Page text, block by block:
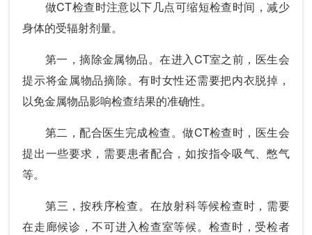
做CT检查时注意以下几点可缩短检查时间，减少
身体的受辐射剂量。
第一，摘除金属物品。在进入CT室之前，医生会
提示将金属物品摘除。有时女性还需要把内衣脱掉，
以免金属物品影响检查结果的准确性。
第二，配合医生完成检查。做CT检查时，医生会
提出一些要求，需要患者配合，如按指令吸气、憋气
等。
第三，按秩序检查。在放射科等候检查时，需要
在走廊候诊，不可进入检查室等候。检查时，受检者